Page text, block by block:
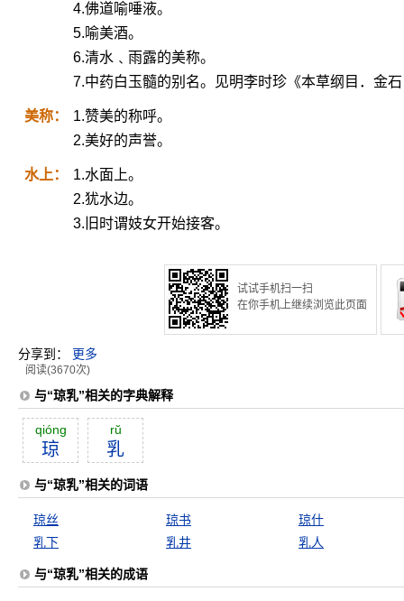
4.佛道喻唾液。
5.喻美酒。
6.清水﹑雨露的美称。
7.中药白玉髓的别名。见明李时珍《本草纲目．金
美称：
1.赞美的称呼。
2.美好的声誉。
水上：
1.水面上。
2.犹水边。
3.旧时谓妓女开始接客。
试试手机扫一扫
在你手机上继续浏览此页面
分享到： 更多
阅读(3670次)
与“琼乳”相关的字典解释
qióng
琼
rŭ
乳
与“琼乳”相关的词语
琼丝 琼书
琼什
乳下
乳井 乳人
与“琼乳”相关的成语